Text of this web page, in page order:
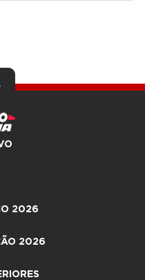
2026
2026